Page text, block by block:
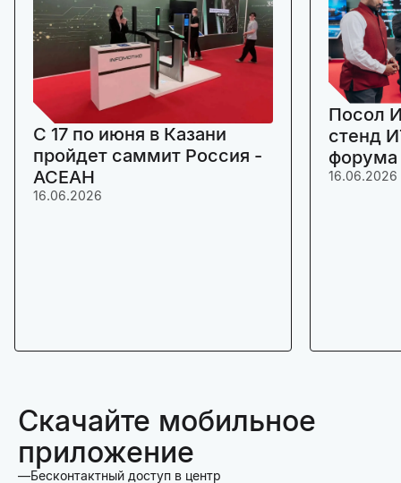
C 17 по июня в Казани
пройдет саммит Россия -
АСЕАН
16.06.2026
Посол
стенд
16.06.2026
Скачайте мобильное
приложение
Бесконтактный доступ в центр